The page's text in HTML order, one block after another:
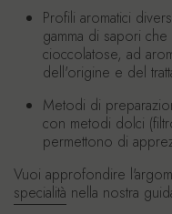
Profili aromatici
gamma di sapori
cioccolatose, ad
dell'origine e del
Metodi di
con metodi dolci
permettono di
Vuoi approfondire
specialità nella nostra